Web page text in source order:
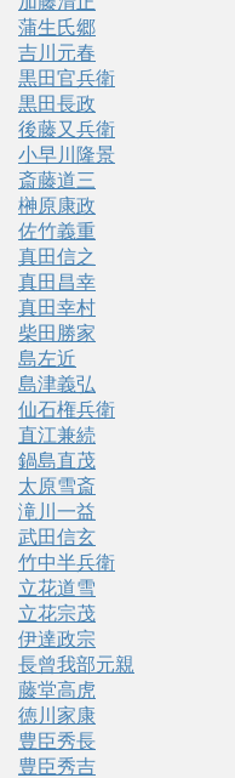
蒲生氏郷
吉川元春
黒田官兵衛
黒田長政
後藤又兵衛
小早川隆景
斎藤道三
榊原康政
佐竹義重
真田信之
真田昌幸
真田幸村
柴田勝家
島左近
島津義弘
仙石権兵衛
直江兼続
鍋島直茂
太原雪斎
滝川一益
武田信玄
竹中半兵衛
立花道雪
立花宗茂
伊達政宗
長曾我部元親
藤堂高虎
徳川家康
豊臣秀長
豊臣秀吉